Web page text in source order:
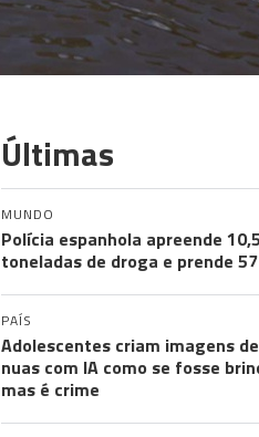
Últimas
MUNDO
Polícia espanhola apreende 10,5
toneladas de droga e prende
PAÍS
Adolescentes criam imagens
nuas com IA como se fosse
mas é crime